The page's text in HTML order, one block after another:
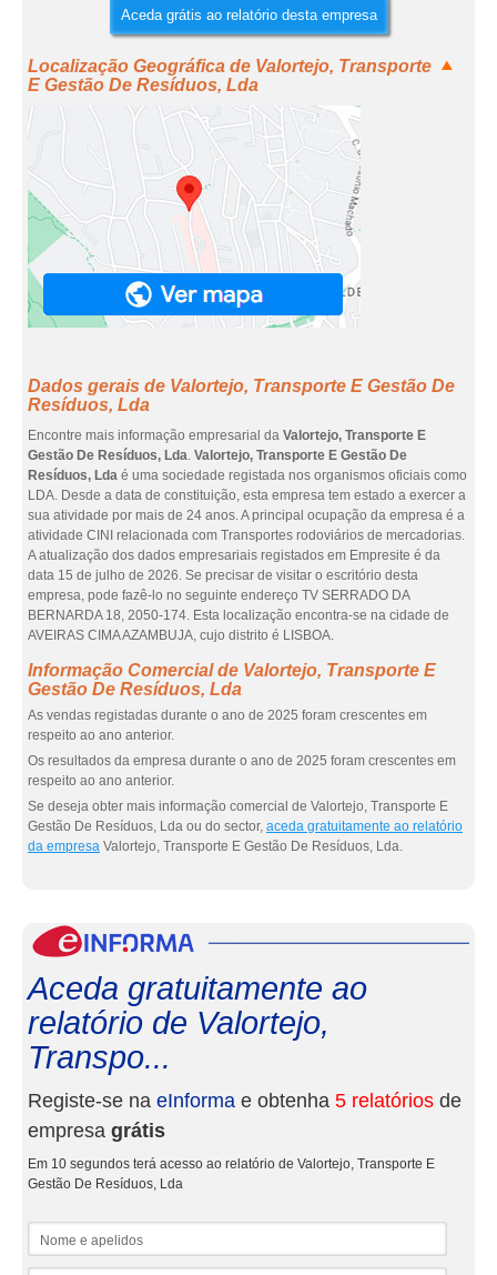
Aceda grátis ao relatório desta empresa
Localização Geográfica de Valortejo, Transporte
E Gestão De Resíduos, Lda
Dados gerais de Valortejo, Transporte E Gestão De
Resíduos, Lda
Encontre mais informação empresarial da Valortejo, Transporte E
Gestão De Resíduos, Lda. Valortejo, Transporte E Gestão De
Resíduos, Lda é uma sociedade registada nos organismos oficiais como
LDA. Desde a data de constituição, esta empresa tem estado a exercer a
sua atividade por mais de 24 anos. A principal ocupação da empresa é a
atividade CINI relacionada com Transportes rodoviários de mercadorias.
A atualização dos dados empresariais registados em Empresite é da
data 15 de julho de 2026. Se precisar de visitar o escritório desta
empresa, pode fazê-lo no seguinte endereço TV SERRADO DA
BERNARDA 18, 2050-174. Esta localização encontra-se na cidade de
AVEIRAS CIMA AZAMBUJA, cujo distrito é LISBOA.
Informação Comercial de Valortejo, Transporte E
Gestão De Resíduos, Lda
As vendas registadas durante o ano de 2025 foram crescentes em
respeito ao ano anterior.
Os resultados da empresa durante o ano de 2025 foram crescentes em
respeito ao ano anterior.
Se deseja obter mais informação comercial de Valortejo, Transporte E
Gestão De Resíduos, Lda ou do sector, aceda gratuitamente ao relatório
da empresa Valortejo, Transporte E Gestão De Resíduos, Lda.
Aceda gratuitamente ao
relatório de Valortejo,
Transpo...
Registe-se na eInforma e obtenha 5 relatórios de
empresa grátis
Em 10 segundos terá acesso ao relatório de Valortejo, Transporte E
Gestão De Resíduos, Lda